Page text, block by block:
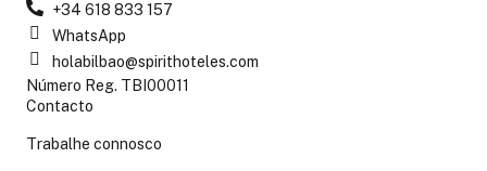
+34 618 833 157
WhatsApp
holabilbao@spirithoteles.com
Número Reg. TBI00011
Contacto
Trabalhe connosco